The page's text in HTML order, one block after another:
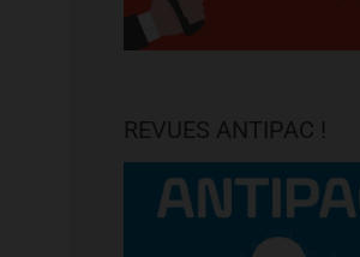
REVUES ANTIPAC !